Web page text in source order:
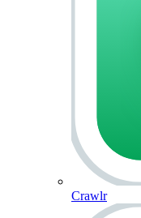
Crawlr